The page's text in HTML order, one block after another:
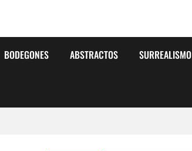
BODEGONES ABSTRACTOS SURREALISMO